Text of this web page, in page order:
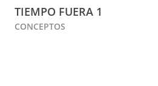
TIEMPO FUERA 1
CONCEPTOS